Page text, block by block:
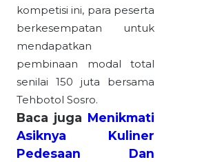
kompetisi ini, para peserta
berkesempatan untuk
mendapatkan
pembinaan modal total
senilai 150 juta bersama
Tehbotol Sosro.
Baca juga Menikmati
Asiknya Kuliner
Pedesaan Dan